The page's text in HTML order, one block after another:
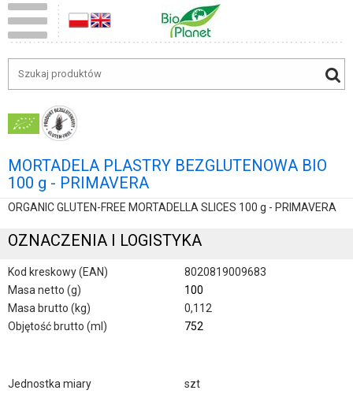
MORTADELA PLASTRY BEZGLUTENOWA BIO
100 g - PRIMAVERA
ORGANIC GLUTEN-FREE MORTADELLA SLICES 100 g - PRIMAVERA
OZNACZENIA I LOGISTYKA
Kod kreskowy (EAN)
8020819009683
Masa netto (g)
100
Masa brutto (kg)
0,112
Objętość brutto (ml)
752
Jednostka miary
szt